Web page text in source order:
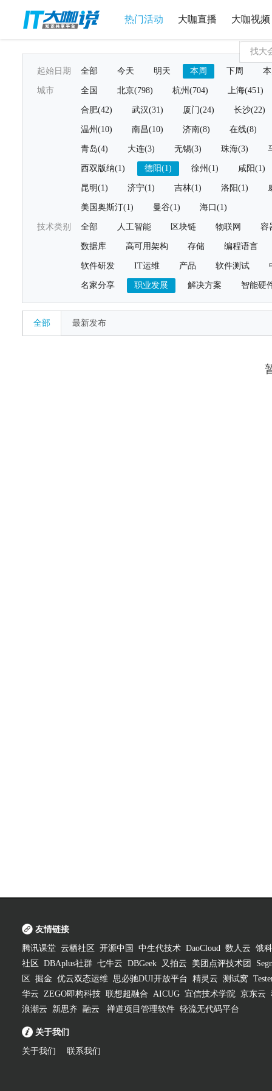
热门活动 大咖直播 大咖视频
起始日期 全部 今天 明天 本周 下周
城市 全国 北京(798) 杭州(704) 上海(451)
合肥(42) 武汉(31) 厦门(24) 长沙(22)
温州(10) 南昌(10) 济南(8) 在线(8)
青岛(4) 大连(3) 无锡(3) 珠海(3)
西双版纳(1) 德阳(1) 徐州(1) 咸阳(1)
昆明(1) 济宁(1) 吉林(1) 洛阳(1)
美国奥斯汀(1) 曼谷(1) 海口(1)
技术类别 全部 人工智能 区块链 物联网 容
数据库 高可用架构 存储 编程语言
软件研发 IT运维 产品 软件测试
名家分享 职业发展 解决方案 智能硬
全部 最新发布
友情链接
腾讯课堂 云栖社区 开源中国 中生代技术 DaoCloud 数人云 饿
社区
DBAplus社群 七牛云 DBGeek 又拍云 美团点评技术团
区
掘金 优云双态运维 思必驰DUI开放平台 精灵云 测试窝
华云 ZEGO即构科技 联想超融合 AICUG 宜信技术学院 京东云
浪潮云
新思齐 融云 禅道项目管理软件 轻流无代码平台
关于我们
关于我们 联系我们